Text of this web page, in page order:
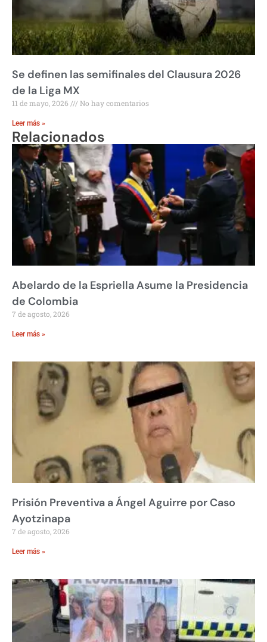
Se definen las semifinales del Clausura 2026
de la Liga MX
11 de mayo, 2026 No hay comentarios
Leer más »
Relacionados
Abelardo de la Espriella Asume la Presidencia
de Colombia
7 de agosto, 2026
Leer más »
Prisión Preventiva a Ángel Aguirre por Caso
Ayotzinapa
7 de agosto, 2026
Leer más »